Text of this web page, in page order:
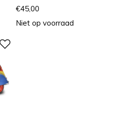
€45,00
Niet op voorraad